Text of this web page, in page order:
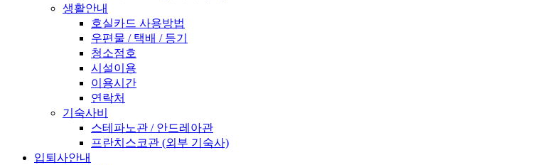
생활안내
호실카드 사용방법
우편물 / 택배 / 등기
청소점호
시설이용
이용시간
연락처
기숙사비
스테파노관 / 안드레아관
프란치스코관 (외부 기숙사)
입퇴사안내